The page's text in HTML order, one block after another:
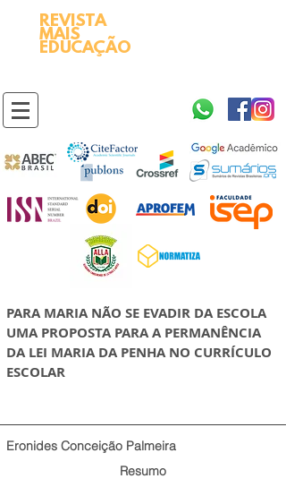
REVISTA
MAIS
EDUCAÇÃO
PARA MARIA NÃO SE EVADIR DA ESCOLA
UMA PROPOSTA PARA A PERMANÊNCIA
DA LEI MARIA DA PENHA NO CURRÍCULO
ESCOLAR
Eronides Conceição Palmeira
Resumo